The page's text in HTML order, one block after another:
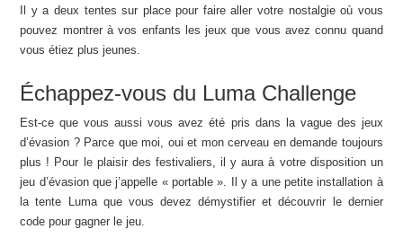
Il y a deux tentes sur place pour faire aller votre nostalgie où vous
pouvez montrer à vos enfants les jeux que vous avez connu quand
vous étiez plus jeunes.
Échappez-vous du Luma Challenge
Est-ce que vous aussi vous avez été pris dans la vague des jeux
d’évasion ? Parce que moi, oui et mon cerveau en demande toujours
plus ! Pour le plaisir des festivaliers, il y aura à votre disposition un
jeu d’évasion que j’appelle « portable ». Il y a une petite installation à
la tente Luma que vous devez démystifier et découvrir le dernier
code pour gagner le jeu.